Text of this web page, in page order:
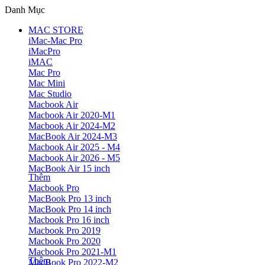
Danh Mục
MAC STORE
iMac-Mac Pro
iMacPro
iMAC
Mac Pro
Mac Mini
Mac Studio
Macbook Air
Macbook Air 2020-M1
Macbook Air 2024-M2
MacBook Air 2024-M3
Macbook Air 2025 - M4
Macbook Air 2026 - M5
MacBook Air 15 inch
Thêm
Macbook Pro
MacBook Pro 13 inch
MacBook Pro 14 inch
Macbook Pro 16 inch
Macbook Pro 2019
Macbook Pro 2020
Macbook Pro 2021-M1
MacBook Pro 2022-M2
Thêm